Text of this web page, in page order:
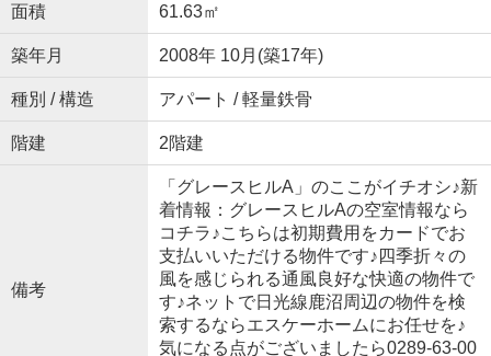
面積 61.63㎡
築年月 2008年 10月(築17年)
種別 / 構造 アパート / 軽量鉄骨
階建 2階建
備考
「グレースヒルA」のここがイチオシ♪新
着情報：グレースヒルAの空室情報なら
コチラ♪こちらは初期費用をカードでお
支払いいただける物件です♪四季折々の
風を感じられる通風良好な快適の物件で
す♪ネットで日光線鹿沼周辺の物件を検
索するならエスケーホームにお任せを♪
気になる点がございましたら0289-63-00